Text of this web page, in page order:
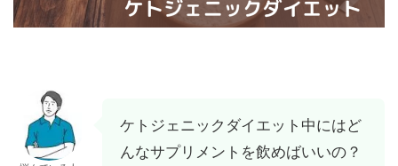
ケトジェニックダイエット中にはど
んなサプリメントを飲めばいいの？